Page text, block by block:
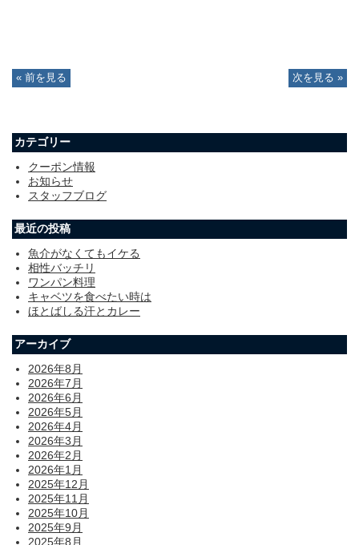
« 前を見る 次を見る »
カテゴリー
クーポン情報
お知らせ
スタッフブログ
最近の投稿
魚介がなくてもイケる
相性バッチリ
ワンパン料理
キャベツを食べたい時は
ほとばしる汗とカレー
アーカイブ
2026年8月
2026年7月
2026年6月
2026年5月
2026年4月
2026年3月
2026年2月
2026年1月
2025年12月
2025年11月
2025年10月
2025年9月
2025年8月